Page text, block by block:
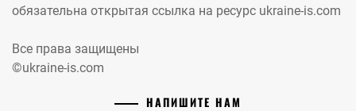
обязательна открытая ссылка на ресурс ukraine-is.com
Все права защищены
©ukraine-is.com
НАПИШИТЕ НАМ